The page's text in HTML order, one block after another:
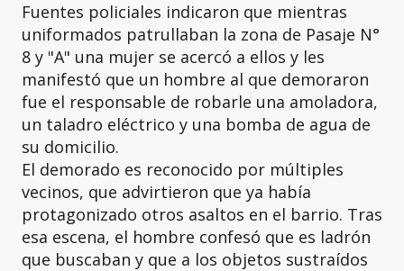
Fuentes policiales indicaron que mientras
uniformados patrullaban la zona de Pasaje N°
8 y "A" una mujer se acercó a ellos y les
manifestó que un hombre al que demoraron
fue el responsable de robarle una amoladora,
un taladro eléctrico y una bomba de agua de
su domicilio.
El demorado es reconocido por múltiples
vecinos, que advirtieron que ya había
protagonizado otros asaltos en el barrio. Tras
esa escena, el hombre confesó que es ladrón
que buscaban y que a los objetos sustraídos